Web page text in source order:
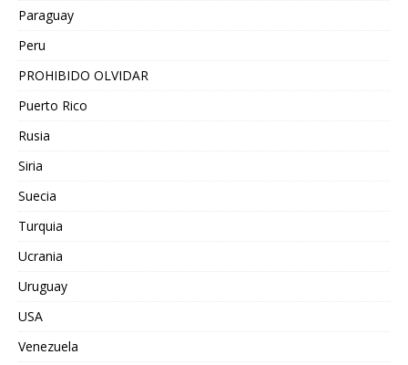
Paraguay
Peru
PROHIBIDO OLVIDAR
Puerto Rico
Rusia
Siria
Suecia
Turquia
Ucrania
Uruguay
USA
Venezuela